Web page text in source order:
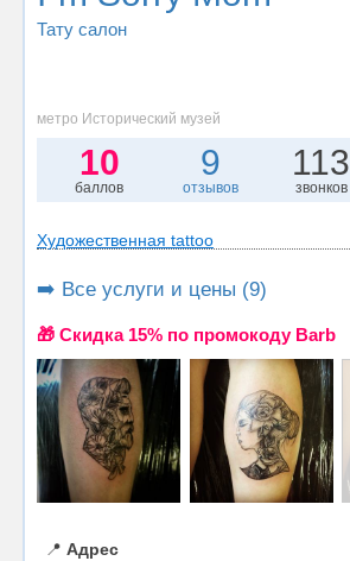
Тату салон
метро Исторический музей
10
баллов
9
отзывов
113
звонков
Художественная tattoo
➡️ Все услуги и цены (9)
🎁 Cкидка 15% по промокоду Barb
📍 Адрес